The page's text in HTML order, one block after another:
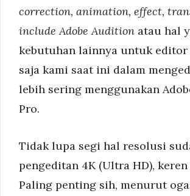
correction, animation, effect,
include Adobe Audition atau hal
kebutuhan lainnya untuk editor
saja kami saat ini dalam
lebih sering menggunakan
Pro.
Tidak lupa segi hal resolusi
pengeditan 4K (Ultra HD), keren
Paling penting sih, menurut